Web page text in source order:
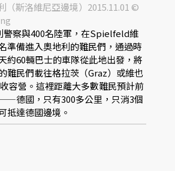
斯洛維尼亞邊境）2015.11.01 ©
警察與400名陸軍，在Spielfeld維
準備進入奧地利的難民們，通過時
約60輛巴士的車隊從此地出發，將
難民們載往格拉茨（Graz）或維也
容營。這裡距離大多數難民預計前
德國，只有300多公里，只消3個
抵達德國邊境。